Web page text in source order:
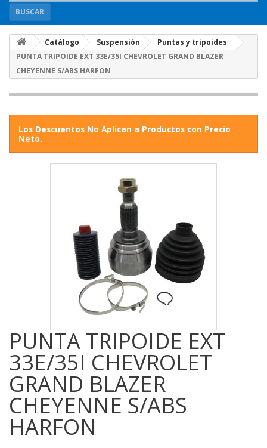
BUSCAR
Catálogo Suspensión
Puntas y tripoides
PUNTA TRIPOIDE EXT 33E/35I CHEVROLET GRAND BLAZER
CHEYENNE S/ABS HARFON
Los Descuentos No Aplican a Productos con Precio
Neto.
PUNTA TRIPOIDE EXT
33E/35I CHEVROLET
GRAND BLAZER
CHEYENNE S/ABS
HARFON